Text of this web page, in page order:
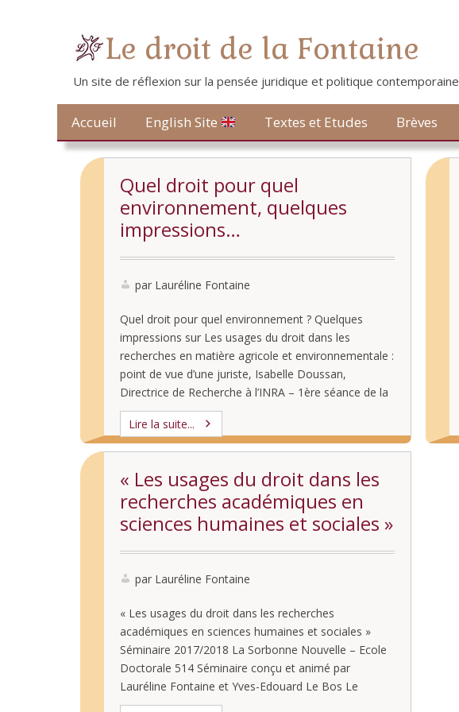
Le droit de la Fontaine
Un site de réflexion sur la pensée juridique et politique contemporaine
Contact
Accueil English Site Textes et Etudes Brèves
Quel droit pour quel
environnement, quelques
impressions…
par Lauréline Fontaine
Quel droit pour quel environnement ? Quelques
impressions sur Les usages du droit dans les
recherches en matière agricole et environnementale :
point de vue d’une juriste, Isabelle Doussan,
Directrice de Recherche à l’INRA – 1ère séance de la
nouvelle année du séminaire « Les usages du droit
dans les recherches académiques en sciences
humaines et …
Lire la suite...
« Les usages du droit dans les
recherches académiques en
sciences humaines et sociales »
par Lauréline Fontaine
« Les usages du droit dans les recherches
académiques en sciences humaines et sociales »
Séminaire 2017/2018 La Sorbonne Nouvelle – Ecole
Doctorale 514 Séminaire conçu et animé par
Lauréline Fontaine et Yves-Edouard Le Bos Le
séminaire invite des chercheurs issus de l’ensemble